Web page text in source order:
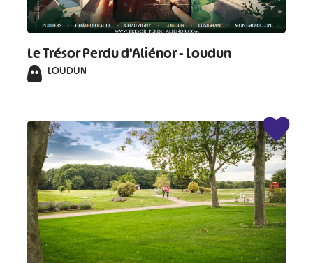
Le Trésor Perdu d'Aliénor - Loudun
LOUDUN
# # #
#
#
#
#